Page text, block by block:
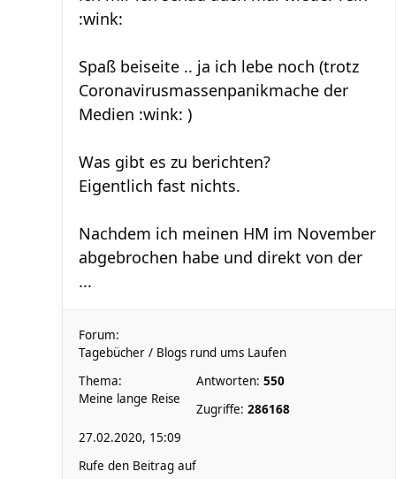
:wink:
Spaß beiseite .. ja ich lebe noch (trotz
Coronavirusmassenpanikmache der
Medien :wink: )
Was gibt es zu berichten?
Eigentlich fast nichts.
Nachdem ich meinen HM im November
abgebrochen habe und direkt von der
...
Forum:
Tagebücher / Blogs rund ums Laufen
Thema:
Meine lange Reise
Antworten: 550
Zugriffe: 286168
27.02.2020, 15:09
Rufe den Beitrag auf